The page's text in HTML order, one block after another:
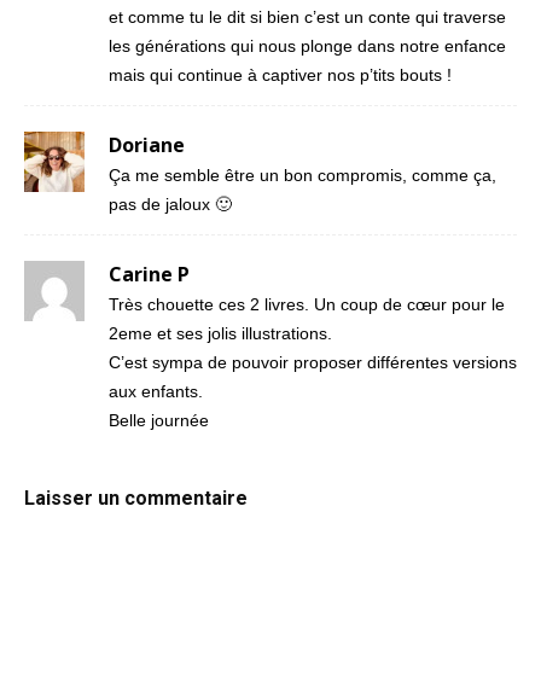
et comme tu le dit si bien c’est un conte qui traverse
les générations qui nous plonge dans notre enfance
mais qui continue à captiver nos p’tits bouts !
Doriane
Ça me semble être un bon compromis, comme ça,
pas de jaloux 🙂
Carine P
Très chouette ces 2 livres. Un coup de cœur pour le
2eme et ses jolis illustrations.
C’est sympa de pouvoir proposer différentes versions
aux enfants.
Belle journée
Laisser un commentaire